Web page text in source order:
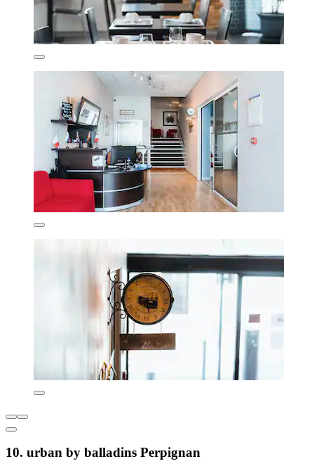
10. urban by balladins Perpignan